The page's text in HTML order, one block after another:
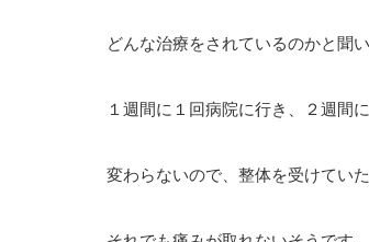
どんな治療をされているのかと聞
１週間に１回病院に行き、２週間
変わらないので、整体を受けていた